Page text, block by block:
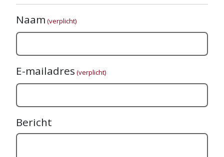
Naam (verplicht)
E-mailadres (verplicht)
Bericht